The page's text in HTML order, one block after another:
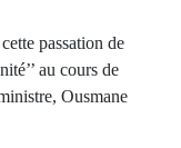
passation de
au cours de
Ousmane